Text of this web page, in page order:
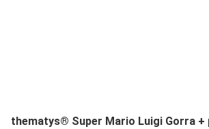
thematys® Super Mario Luigi Gorra +